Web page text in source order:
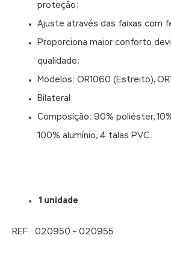
proteção;
Ajuste através das faixas com
Proporciona maior conforto
qualidade;
Modelos: OR1060 (Estreito),
Bilateral;
Composição: 90% poliéster,
100% alumínio, 4 talas PVC.
1 unidade
REF: 020950 – 020955